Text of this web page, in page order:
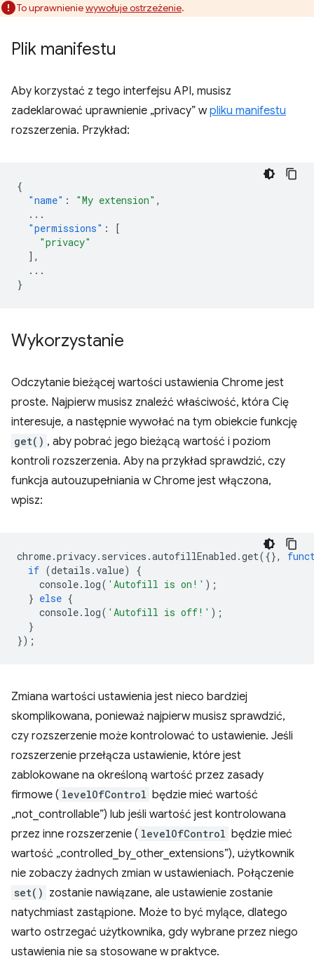
To uprawnieniewywołuje ostrzeżenie.
Plik manifestu
Aby korzystać z tego interfejsu API, musisz
zadeklarować uprawnienie „privacy” wpliku manifestu
rozszerzenia. Przykład:
{
"name" : "My extension" ,
...
"permissions" :
[
"privacy"
],
...
}
Wykorzystanie
Odczytanie bieżącej wartości ustawienia Chrome jest
proste. Najpierw musisz znaleźć właściwość, która Cię
interesuje, a następnie wywołać na tym obiekcie funkcję
get() , aby pobrać jego bieżącą wartość i poziom
kontroli rozszerzenia. Aby na przykład sprawdzić, czy
funkcja autouzupełniania w Chrome jest włączona,
wpisz:
chrome.privacy. services .autofillEnabled .get({},
if (details .value)
{
console. log( 'Autofill is on!' );
} else {
console. log( 'Autofill is off!' );
}
});
Zmiana wartości ustawienia jest nieco bardziej
skomplikowana, ponieważ najpierw musisz sprawdzić,
czy rozszerzenie może kontrolować to ustawienie. Jeśli
rozszerzenie przełącza ustawienie, które jest
zablokowane na określoną wartość przez zasady
firmowe ( levelOfControl będzie mieć wartość
„not_controllable”) lub jeśli wartość jest kontrolowana
przez inne rozszerzenie ( levelOfControl będzie mieć
wartość „controlled_by_other_extensions”), użytkownik
nie zobaczy żadnych zmian w ustawieniach. Połączenie
set() zostanie nawiązane, ale ustawienie zostanie
natychmiast zastąpione. Może to być mylące, dlatego
warto ostrzegać użytkownika, gdy wybrane przez niego
ustawienia nie są stosowane w praktyce.